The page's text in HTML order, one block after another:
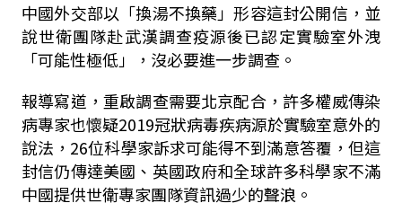
中國外交部以「換湯不換藥」形容這封公開信，並
說世衛團隊赴武漢調查疫源後已認定實驗室外洩
「可能性極低」，沒必要進一步調查。
報導寫道，重啟調查需要北京配合，許多權威傳染
病專家也懷疑2019冠狀病毒疾病源於實驗室意外的
說法，26位科學家訴求可能得不到滿意答覆，但這
封信仍傳達美國、英國政府和全球許多科學家不滿
中國提供世衛專家團隊資訊過少的聲浪。